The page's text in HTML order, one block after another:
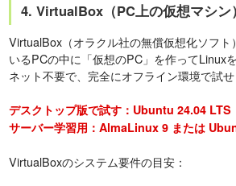
4. VirtualBox（PC上の仮想マシン
VirtualBox（オラクル社の無償仮想化ソフト
いるPCの中に「仮想のPC」を作ってLinux
ネット不要で、完全にオフライン環境で試せ
デスクトップ版で試す：Ubuntu 24.04 LTS
サーバー学習用：AlmaLinux 9 または
VirtualBoxのシステム要件の目安：